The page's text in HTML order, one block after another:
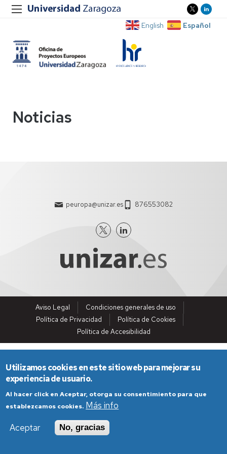
English Español
Noticias
peuropa@unizar.es 876553082
Aviso Legal
Condiciones generales de uso
Política de Privacidad
Política de Cookies
Política de Accesibilidad
Utilizamos cookies en este sitio web para mejorar su
experiencia de usuario.
Al hacer click en Aceptar, otorga su consentimiento para que
establezcamos cookies. Más info
Aceptar
No, gracias